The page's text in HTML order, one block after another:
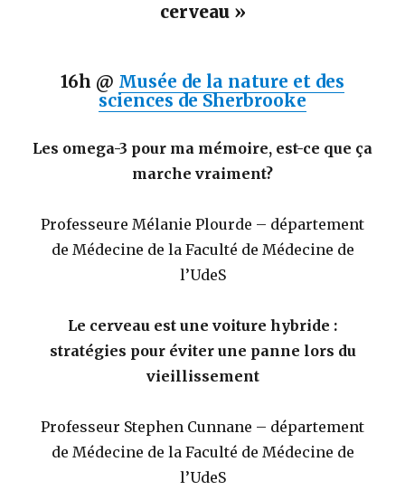
cerveau »
16h @ Musée de la nature et des
sciences de Sherbrooke
Les omega-3 pour ma mémoire, est-ce que ça
marche vraiment?
Professeure Mélanie Plourde – département
de Médecine de la Faculté de Médecine de
l’UdeS
Le cerveau est une voiture hybride :
stratégies pour éviter une panne lors du
vieillissement
Professeur Stephen Cunnane – département
de Médecine de la Faculté de Médecine de
l’UdeS